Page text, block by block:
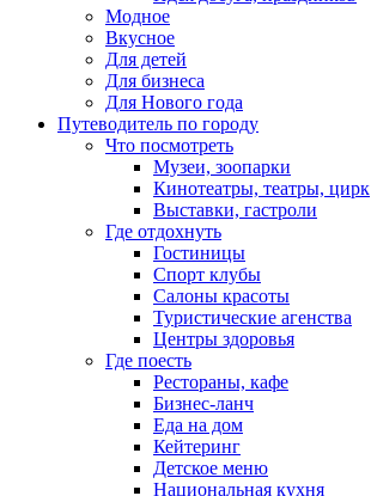
Модное
Вкусное
Для детей
Для бизнеса
Для Нового года
Путеводитель по городу
Что посмотреть
Музеи, зоопарки
Кинотеатры, театры, цирк
Выставки, гастроли
Где отдохнуть
Гостиницы
Спорт клубы
Салоны красоты
Туристические агенства
Центры здоровья
Где поесть
Рестораны, кафе
Бизнес-ланч
Еда на дом
Кейтеринг
Детское меню
Национальная кухня